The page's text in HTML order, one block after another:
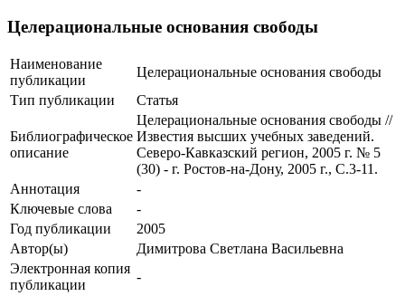
Целерациональные основания свободы
Наименование
публикации
Целерациональные основания свободы
Тип публикации
Статья
Библиографическое
описание
Целерациональные основания свободы //
Известия высших учебных заведений.
Северо-Кавказский регион, 2005 г. № 5
(30) - г. Ростов-на-Дону, 2005 г., С.3-11.
Аннотация
-
Ключевые cлова
-
Год публикации
2005
Автор(ы)
Димитрова Светлана Васильевна
Электронная копия
публикации
-